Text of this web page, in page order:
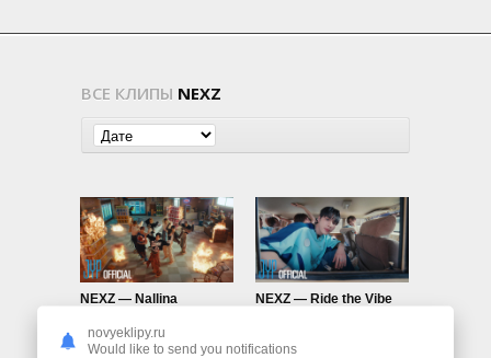
ВСЕ КЛИПЫ NEXZ
NEXZ — Nallina
NEXZ — Ride the Vibe
novyeklipy.ru
Would like to send you notifications